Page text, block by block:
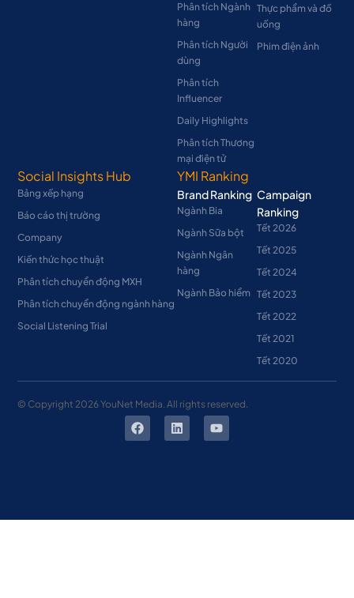
Phân tích Ngành
hàng
Phân tích Người
dùng
Phân tích
Influencer
Daily Highlights
Phân tích Thương
mại điện tử
Thực phẩm và đồ
uống
Phim điện ảnh
Social Insights Hub
Bảng xếp hạng
Báo cáo thị trường
Company
Kiến thức học thuật
Phân tích chuyển động MXH
Phân tích chuyển động ngành hàng
Social Listening Trial
YMI Ranking
Brand Ranking
Ngành Bia
Ngành Sữa bột
Ngành Ngân
hàng
Ngành Bảo hiểm
Campaign
Ranking
Tết 2026
Tết 2025
Tết 2024
Tết 2023
Tết 2022
Tết 2021
Tết 2020
© Copyright 2026YouNet Media. All rights reserved.